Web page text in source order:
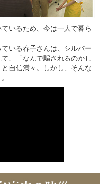
いるため、今は一人で暮ら
いる春子さんは、シルバー
、「なんで騙されるのかし
自信満々。しかし、そんな